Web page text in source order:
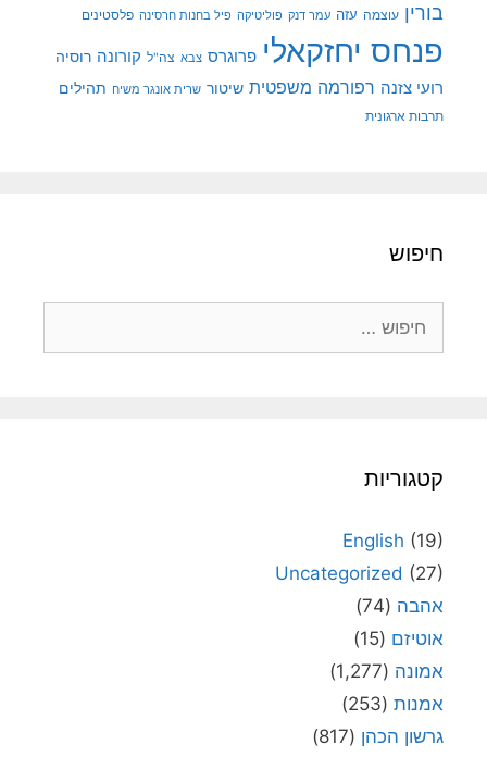
בורין עוצמה עזה עמר דנק פוליטיקה פיל בחנות חרסינה פלסטינים
פנחס יחזקאלי פרוגרס צבא צה"ל קורונה רוסיה
רועי צזנה רפורמה משפטית שיטור שרית אונגר משיח תהילים
תרבות ארגונית
חיפוש
קטגוריות
English (19)
Uncategorized (27)
אהבה (74)
אוטיזם (15)
אמונה (1,277)
אמנות (253)
גרשון הכהן (817)